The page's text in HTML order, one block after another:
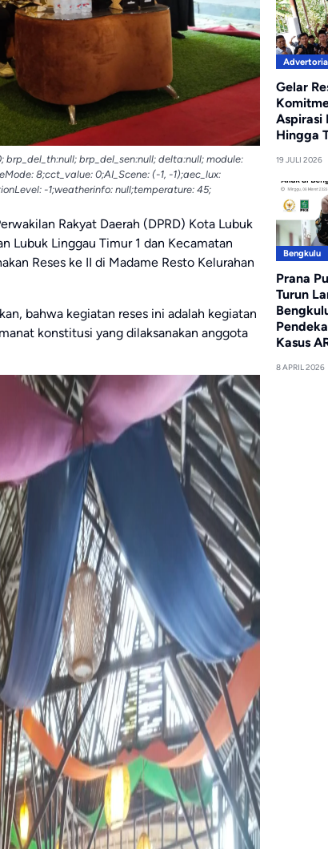
brp_del_sen:null; delta:null; module:
8;cct_value: 0;AI_Scene: (-1, -1);aec_lux:
-1;weatherinfo: null;temperature: 45;
Rakyat Daerah (DPRD) Kota Lubuk
Lubuk Linggau Timur 1 dan Kecamatan
Reses ke II di Madame Resto Kelurahan
bahwa kegiatan reses ini adalah kegiatan
konstitusi yang dilaksanakan anggota
Gelar
Aspirasi
Hingga
19 JULI 2026
Bengkulu
Prana
Turun
Kasus
8 APRIL 2026